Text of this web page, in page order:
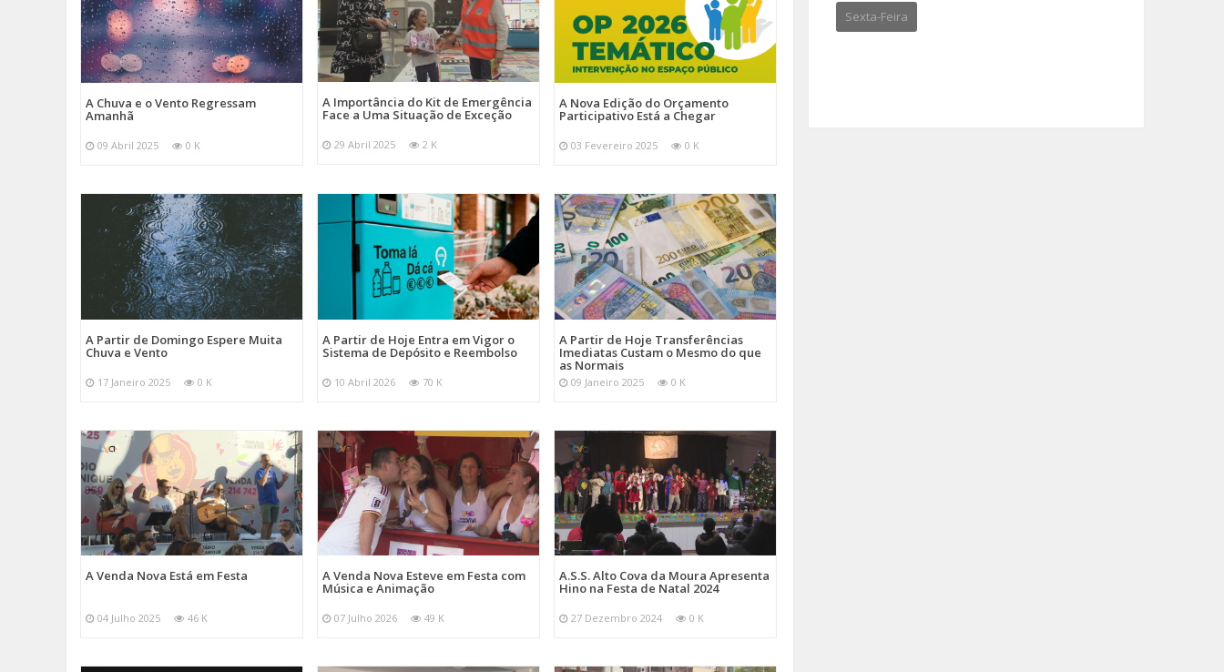
A Chuva e o Vento Regressam
Amanhã
09 Abril 2025 0 K
A Importância do Kit de Emergência
Face a Uma Situação de Exceção
29 Abril 2025 2 K
A Nova Edição do Orçamento
Participativo Está a Chegar
03 Fevereiro 2025 0 K
A Partir de Domingo Espere Muita
Chuva e Vento
17 Janeiro 2025 0 K
A Partir de Hoje Entra em Vigor o
Sistema de Depósito e Reembolso
10 Abril 2026 70 K
A Partir de Hoje Transferências
Imediatas Custam o Mesmo do que
as Normais
09 Janeiro 2025 0 K
A Venda Nova Está em Festa
04 Julho 2025 46 K
A Venda Nova Esteve em Festa com
Música e Animação
07 Julho 2026 49 K
A.S.S. Alto Cova da Moura Apresenta
Hino na Festa de Natal 2024
27 Dezembro 2024 0 K
Sexta-Feira